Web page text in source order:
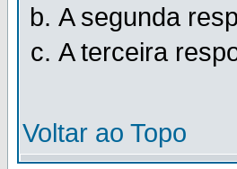
A segunda
A terceira
Voltar ao Topo